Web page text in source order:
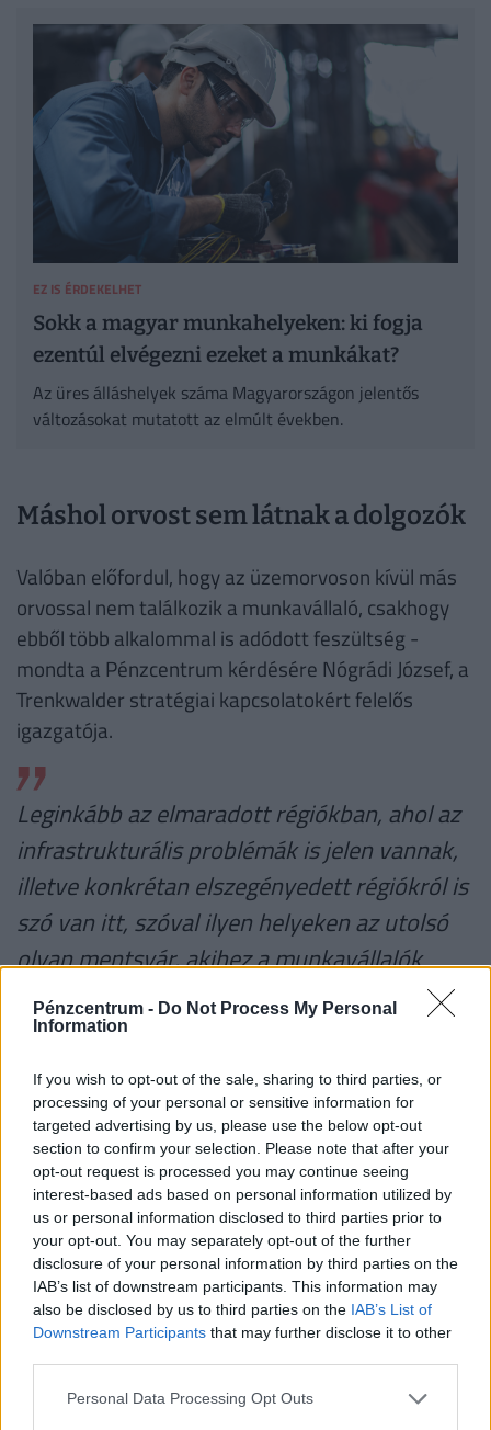
Pénzcentrum - Do Not Process My Personal
Information
If you wish to opt-out of the sale, sharing to third parties, or
processing of your personal or sensitive information for
targeted advertising by us, please use the below opt-out
section to confirm your selection. Please note that after your
opt-out request is processed you may continue seeing
interest-based ads based on personal information utilized by
us or personal information disclosed to third parties prior to
your opt-out. You may separately opt-out of the further
disclosure of your personal information by third parties on the
IAB’s list of downstream participants. This information may
also be disclosed by us to third parties on the IAB’s List of
Downstream Participants that may further disclose it to other
Personal Data Processing Opt Outs
EZ IS ÉRDEKELHET
Sokk a magyar munkahelyeken: ki fogja
ezentúl elvégezni ezeket a munkákat?
Az üres álláshelyek száma Magyarországon jelentős
változásokat mutatott az elmúlt években.
Máshol orvost sem látnak a dolgozók
Valóban előfordul, hogy az üzemorvoson kívül más
orvossal nem találkozik a munkavállaló, csakhogy
ebből több alkalommal is adódott feszültség -
mondta a Pénzcentrum kérdésére Nógrádi József, a
Trenkwalder stratégiai kapcsolatokért felelős
igazgatója.
Leginkább az elmaradott régiókban, ahol az
infrastrukturális problémák is jelen vannak,
illetve konkrétan elszegényedett régiókról is
szó van itt, szóval ilyen helyeken az utolsó
olyan mentsvár, akihez a munkavállalók
fordultak, sokszor az üzemorvos volt,
nyilván valamilyen egészségügyi probléma
esetén. Viszont gyakorta kaptunk arra
visszajelzést, hogy gyakorlatilag
háziorvosnak nézték őket, és ebből adódtak
konfliktusok
- fogalmazott az igazgató. Azt is elmondta, hogy a
feszültségek ellenére az üzemorovos
természetesen sokat segít is a dolgozóknak:
rengeteg tanácsot adhat a betegségek
megelőzéséről, és ezt megtartandó intézménynek